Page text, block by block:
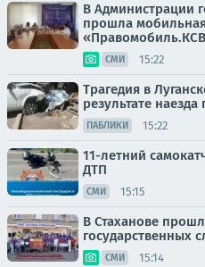
В Администрации
прошла
СМИ 15:22
Трагедия в
результате
ПАБЛИКИ 15:22
11-летний
ДТП
СМИ 15:15
В Стаханове
государственных
СМИ 15:14